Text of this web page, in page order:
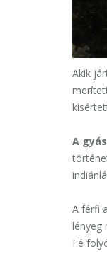
Akik
A
A férfi
lényeg
Fé